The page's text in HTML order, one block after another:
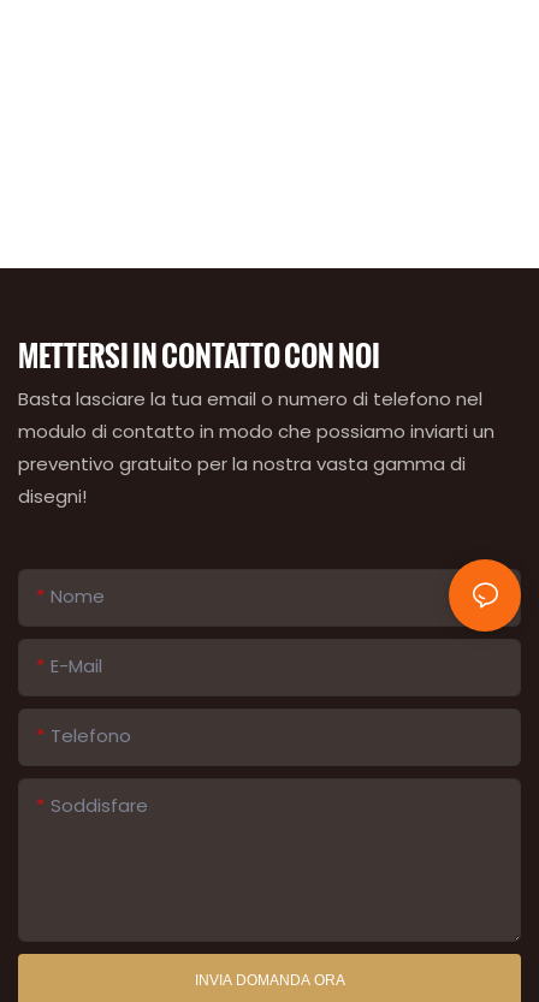
METTERSI IN CONTATTO CON NOI
Basta lasciare la tua email o numero di telefono nel
modulo di contatto in modo che possiamo inviarti un
preventivo gratuito per la nostra vasta gamma di
disegni!
Nome
E-Mail
Telefono
Soddisfare
INVIA DOMANDA ORA